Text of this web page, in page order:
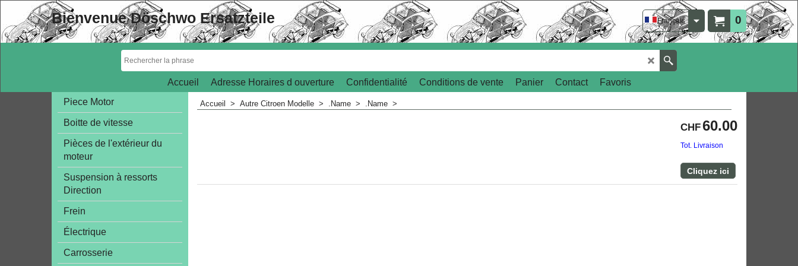
0
Français
Bienvenue Döschwo Ersatzteile
Accueil Adresse Horaires d ouverture Confidentialité Conditions de vente Panier Contact
Favoris
Piece Motor
Boitte de vitesse
Pièces de l'extérieur du
moteur
Suspension à ressorts
Direction
Frein
Électrique
Carrosserie
Accueil > Autre Citroen Modelle > .Name > .Name >
CHF60.00
Tot. Livraison
Cliquez ici